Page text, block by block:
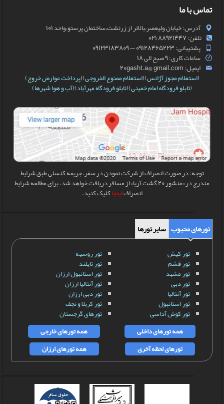
تماس با ما
آدرس: خیابان ولیعصر،بالاتر از زرتشت،ساختمان پرستو،واحد 101
تلفن: 88921447 021
پشتیبانی: 09128465223 — 09123183809
ساعات کاری: 9 صبح الی 18
ایمیل: 20gasht.a@ gmail.com
(استعلام مجوز آژانس)(استعلام ممنوع الخروجی)(پرداخت عوارض خروج)
(تابلو فرودگاه امام خمینی)(تابلو فرودگاه مهرآباد)(آب و هوا شهرها)
توجه: در صورت انصراف از شرکت نمودن در سفر، جریمه کنسلی طبق شرایط
مندرج در «منشور 20 گشت آریا» از مسافر دریافت خواهد شد. برای مطالعه شرایط
انصرافاینجاکلیک کنید.
تورهای محبوب سایر تورها
تور کیش
تور قشم
تور مشهد
تور دبی
تور آنتالیا
تور استانبول
تور کوش آداسی
تور روسیه
تور تایلند
تور استانبول ارزان
تور آنتالیا ارزان
تور دبی ارزان
تور کربلا و نجف
تورهای گرجستان
همه تورهای داخلی
همه تورهای خارجی
تورهای لحظه آخری
همه تورهای ارزان